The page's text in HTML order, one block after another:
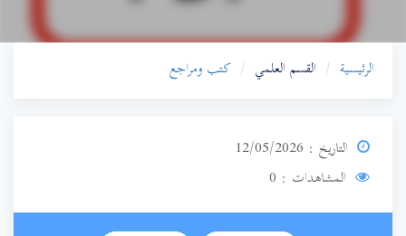
الرئيسية القسم العلمي كتب ومراجع
التاريخ : 12/05/2026
المشاهدات : 0